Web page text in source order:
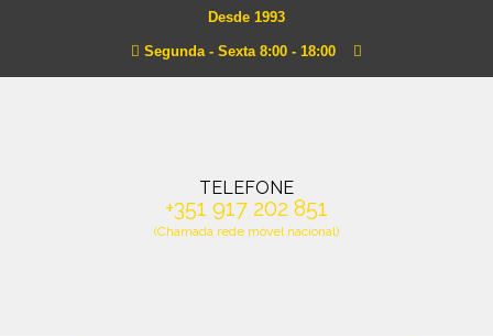
Desde 1993
Segunda - Sexta 8:00 - 18:00
TELEFONE
+351 917 202 851
(Chamada rede móvel nacional)